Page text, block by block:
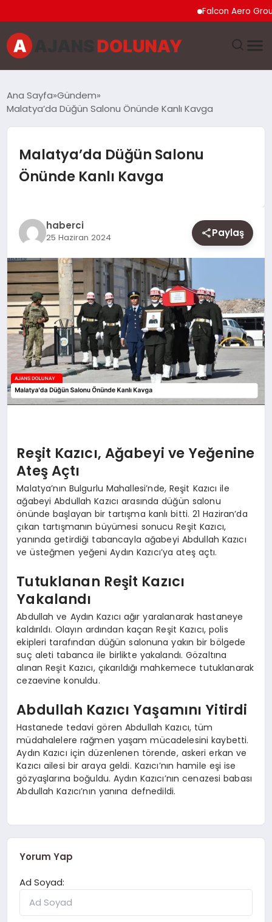
Falcon Aero Group,
EĞITIM
EKONOMI
GENEL
MAGAZIN
SAĞLIK
SIYASET
SPOR
YAŞAM
Ana Sayfa Gündem
Malatya’da Düğün Salonu Önünde Kanlı Kavga
Malatya’da Düğün Salonu
Önünde Kanlı Kavga
haberci
25 Haziran 2024 Paylaş
Reşit Kazıcı, Ağabeyi ve Yeğenine
Ateş Açtı
Malatya’nın Bulgurlu Mahallesi’nde, Reşit Kazıcı ile
ağabeyi Abdullah Kazıcı arasında düğün salonu
önünde başlayan bir tartışma kanlı bitti. 21 Haziran’da
çıkan tartışmanın büyümesi sonucu Reşit Kazıcı,
yanında getirdiği tabancayla ağabeyi Abdullah Kazıcı
ve üsteğmen yeğeni Aydın Kazıcı’ya ateş açtı.
Tutuklanan Reşit Kazıcı
Yakalandı
Abdullah ve Aydın Kazıcı ağır yaralanarak hastaneye
kaldırıldı. Olayın ardından kaçan Reşit Kazıcı, polis
ekipleri tarafından düğün salonuna yakın bir bölgede
suç aleti tabanca ile birlikte yakalandı. Gözaltına
alınan Reşit Kazıcı, çıkarıldığı mahkemece tutuklanarak
cezaevine konuldu.
Abdullah Kazıcı Yaşamını Yitirdi
Hastanede tedavi gören Abdullah Kazıcı, tüm
müdahalelere rağmen yaşam mücadelesini kaybetti.
Aydın Kazıcı için düzenlenen törende, askeri erkan ve
Kazıcı ailesi bir araya geldi. Kazıcı’nın hamile eşi ise
gözyaşlarına boğuldu. Aydın Kazıcı’nın cenazesi babası
Abdullah Kazıcı’nın yanına defnedildi.
Yorum Yap
Ad Soyad: